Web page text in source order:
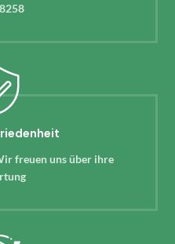
freuen uns über ihre